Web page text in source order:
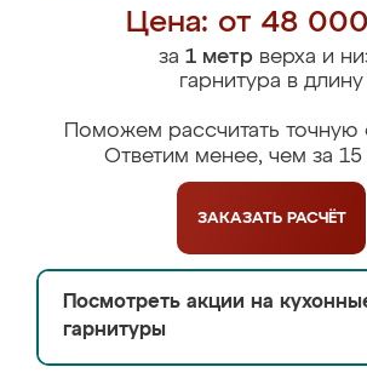
Цена: от 48
за 1 метрверха и
гарнитура в длину
Поможем рассчитать точную
Ответим менее, чем за 15
ЗАКАЗАТЬ РАСЧЁТ
Посмотреть акции на
гарнитуры